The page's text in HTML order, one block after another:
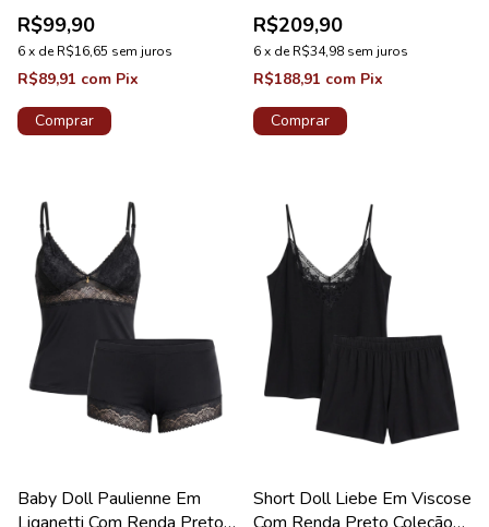
R$99,90
6x deR$16,65 sem juros
R$89,91 com Pix
Comprar
R$209,90
6x deR$34,98 sem juros
R$188,91 com Pix
Comprar
Baby Doll Paulienne Em
Short Doll Liebe Em Viscose